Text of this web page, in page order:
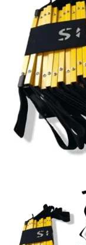
Des articles
Vidéos
Nous contacter
Politique